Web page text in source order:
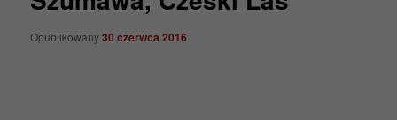
Opublikowany30 czerwca 2016